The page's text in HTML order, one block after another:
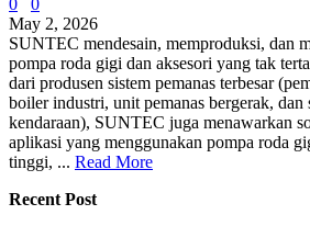
0
0
May 2, 2026
SUNTEC mendesain, memproduksi, dan
pompa roda gigi dan aksesori yang tak
dari produsen sistem pemanas terbesar
boiler industri, unit pemanas bergerak, dan
kendaraan), SUNTEC juga menawarkan
aplikasi yang menggunakan pompa roda
tinggi, ... Read More
Recent Post